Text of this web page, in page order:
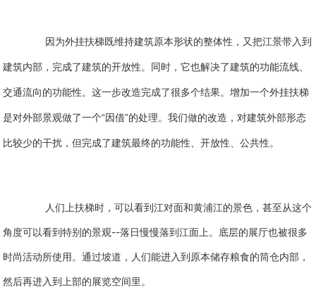
因为外挂扶梯既维持建筑原本形状的整体性，又把江景带入到
建筑内部，完成了建筑的开放性。同时，它也解决了建筑的功能流线、
交通流向的功能性。这一步改造完成了很多个结果。增加一个外挂扶梯
是对外部景观做了一个“因借”的处理。我们做的改造，对建筑外部形态
比较少的干扰，但完成了建筑最终的功能性、开放性、公共性。
人们上扶梯时，可以看到江对面和黄浦江的景色，甚至从这个
角度可以看到特别的景观--落日慢慢落到江面上。底层的展厅也被很多
时尚活动所使用。通过坡道，人们能进入到原本储存粮食的筒仓内部，
然后再进入到上部的展览空间里。